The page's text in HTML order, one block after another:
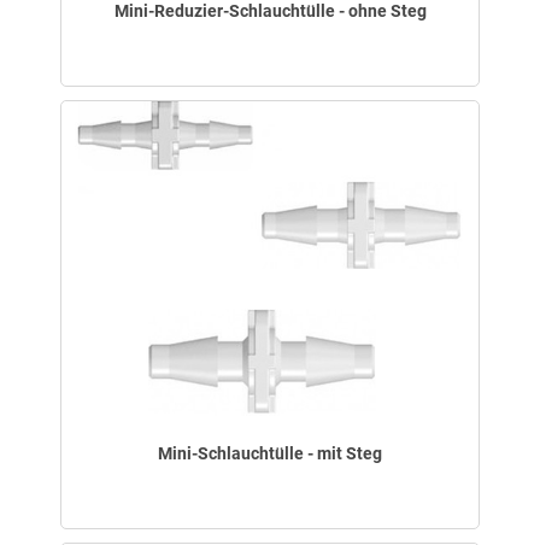
Mini-Reduzier-Schlauchtülle - ohne Steg
Mini-Schlauchtülle - mit Steg